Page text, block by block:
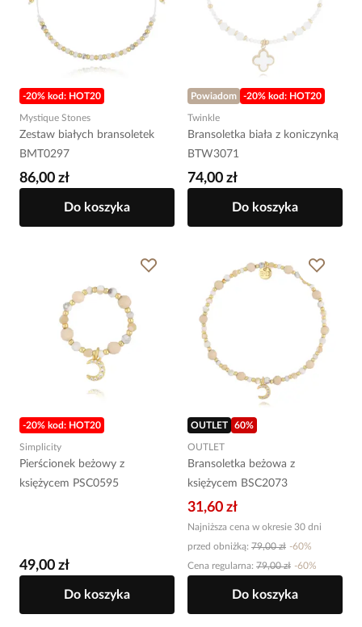
-20% kod: HOT20
Mystique Stones
Zestaw białych bransoletek
BMT0297
86,00 zł
Do koszyka
Powiadom -20% kod: HOT20
Twinkle
Bransoletka biała z koniczynką
BTW3071
74,00 zł
Do koszyka
-20% kod: HOT20
Simplicity
Pierścionek beżowy z
księżycem PSC0595
49,00 zł
Do koszyka
OUTLET 60%
OUTLET
Bransoletka beżowa z
księżycem BSC2073
31,60 zł
Najniższa cena w okresie 30 dni
przed obniżką: 79,00 zł -60%
Cena regularna: 79,00 zł -60%
Do koszyka